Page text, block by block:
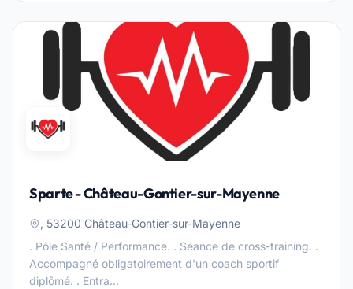
Sparte - Château-Gontier-sur-Mayenne
, 53200 Château-Gontier-sur-Mayenne
. Pôle Santé / Performance. . Séance de cross-training. .
Accompagné obligatoirement d'un coach sportif
diplômé. . Entra...